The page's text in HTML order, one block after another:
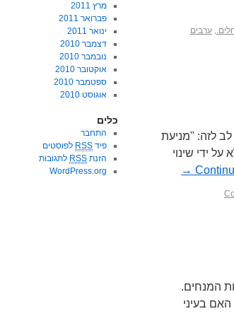
, ערבים
לזה: "מניעת
ידי שינוי
→
המנחים.
בעיני
מרץ 2011
פברואר 2011
ינואר 2011
דצמבר 2010
נובמבר 2010
אוקטובר 2010
ספטמבר 2010
אוגוסט 2010
כלים
התחבר
פיד RSS לפוסטים
הזנת RSS לתגובות
WordPress.org